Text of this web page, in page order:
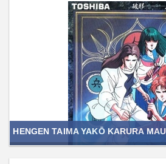
HENGEN TAIMA YAKŌ KARURA